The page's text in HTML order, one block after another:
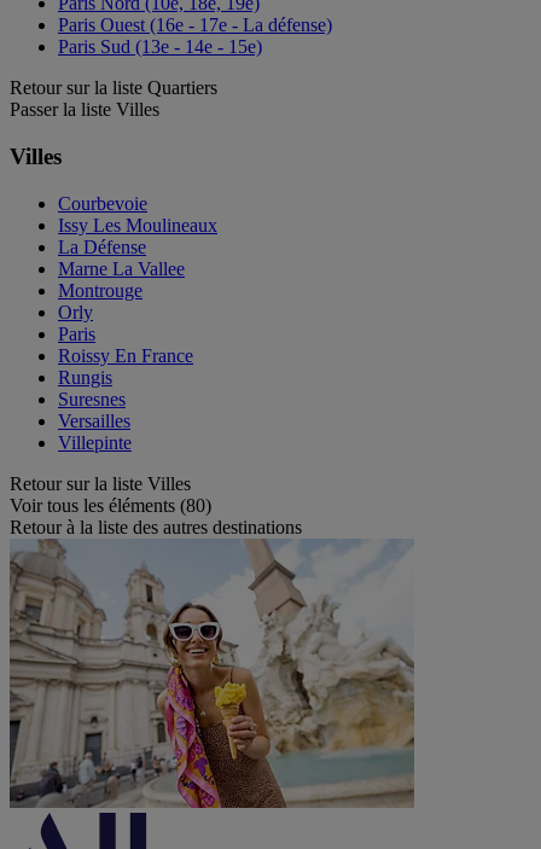
Paris Ouest (16e - 17e - La défense)
Paris Sud (13e - 14e - 15e)
Retour sur la liste Quartiers
Passer la liste Villes
Villes
Courbevoie
Issy Les Moulineaux
La Défense
Marne La Vallee
Montrouge
Orly
Paris
Roissy En France
Rungis
Suresnes
Versailles
Villepinte
Retour sur la liste Villes
Voir tous les éléments (80)
Retour à la liste des autres destinations